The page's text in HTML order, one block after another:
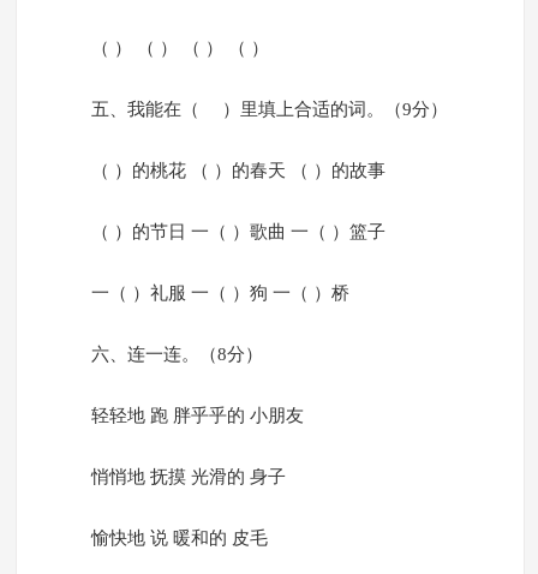
（ ） （ ） （ ） （ ）
五、我能在（ ）里填上合适的词。（9分）
（ ）的桃花 （ ）的春天 （ ）的故事
（ ）的节日 一（ ）歌曲 一（ ）篮子
一（ ）礼服 一（ ）狗 一（ ）桥
六、连一连。（8分）
轻轻地 跑 胖乎乎的 小朋友
悄悄地 抚摸 光滑的 身子
愉快地 说 暖和的 皮毛